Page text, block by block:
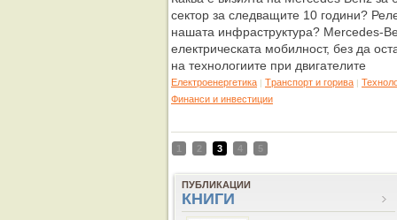
сектор за следващите 10 години?
нашата инфраструктура? Mercedes-
електрическата мобилност, без да
на технологиите при двигателите
Eлектроенергетика | Tранспорт и горива |
Финанси и инвестиции
1 2 3 4 5
ПУБЛИКАЦИИ
КНИГИ